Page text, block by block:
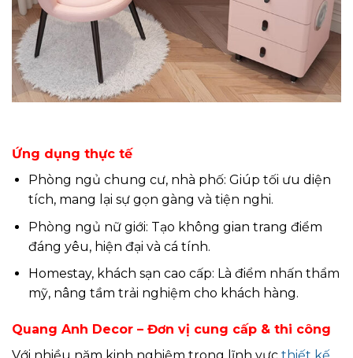
Ứng dụng thực tế
Phòng ngủ chung cư, nhà phố: Giúp tối ưu diện
tích, mang lại sự gọn gàng và tiện nghi.
Phòng ngủ nữ giới: Tạo không gian trang điểm
đáng yêu, hiện đại và cá tính.
Homestay, khách sạn cao cấp: Là điểm nhấn thẩm
mỹ, nâng tầm trải nghiệm cho khách hàng.
Quang Anh Decor – Đơn vị cung cấp & thi công